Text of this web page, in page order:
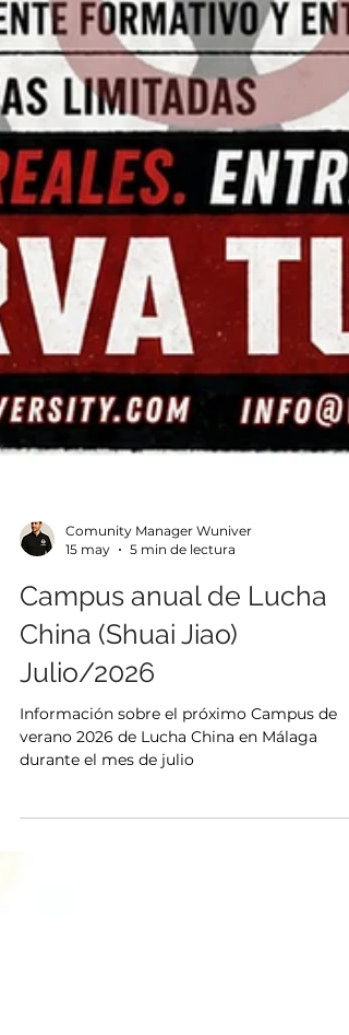
15 may
5 min de lectura
Campus anual de Lucha
China (Shuai Jiao)
Julio/2026
verano 2026 de Lucha China en Málaga